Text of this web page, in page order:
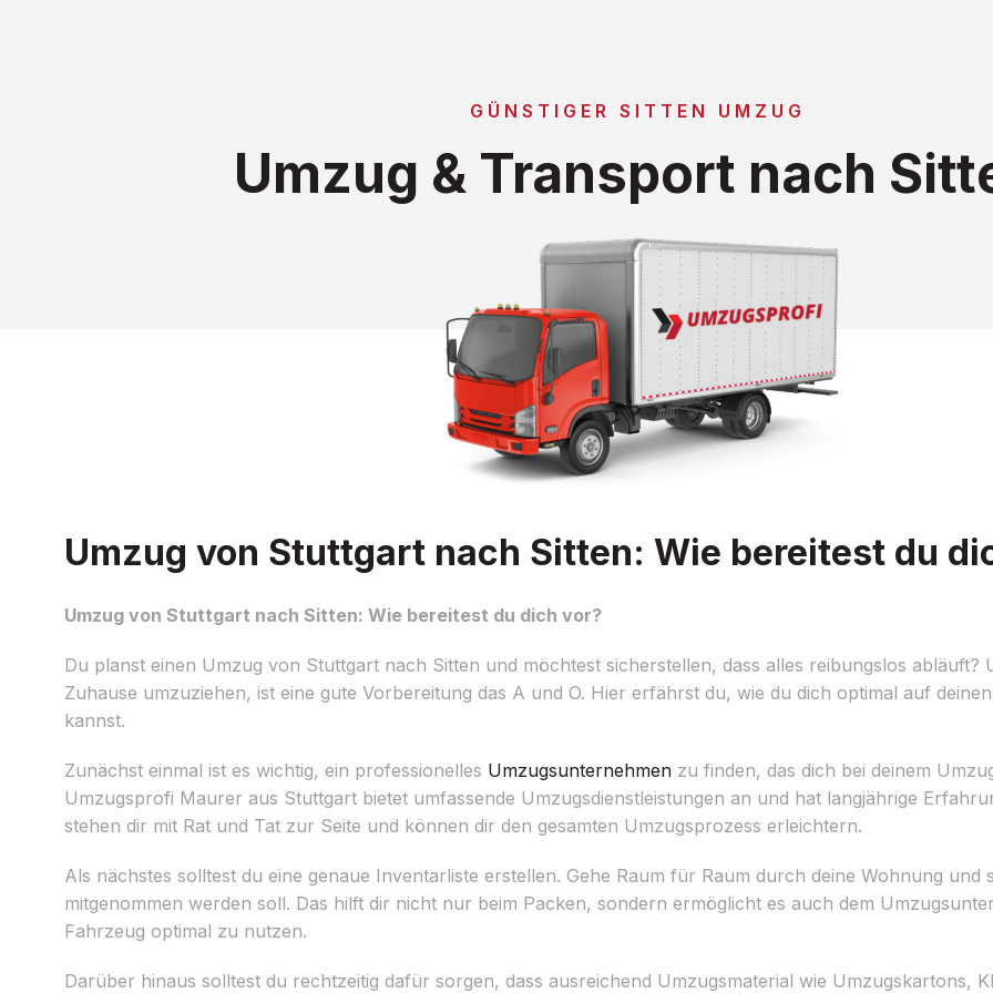
GÜNSTIGER SITTEN UMZUG
Umzug & Transport nach
Umzug von Stuttgart nach Sitten: Wie bereitest du
Umzug von Stuttgart nach Sitten: Wie bereitest du dich vor?
Du planst einen Umzug von Stuttgart nach Sitten und möchtest sicherstellen, dass alles reibungslos abläuft?
Zuhause umzuziehen, ist eine gute Vorbereitung das A und O. Hier erfährst du, wie du dich optimal auf
kannst.
Zunächst einmal ist es wichtig, ein professionelles Umzugsunternehmen zu finden, das dich bei deinem
Umzugsprofi Maurer aus Stuttgart bietet umfassende Umzugsdienstleistungen an und hat langjährige
stehen dir mit Rat und Tat zur Seite und können dir den gesamten Umzugsprozess erleichtern.
Als nächstes solltest du eine genaue Inventarliste erstellen. Gehe Raum für Raum durch deine Wohnung und
mitgenommen werden soll. Das hilft dir nicht nur beim Packen, sondern ermöglicht es auch dem
Fahrzeug optimal zu nutzen.
Darüber hinaus solltest du rechtzeitig dafür sorgen, dass ausreichend Umzugsmaterial wie Umzugskartons,